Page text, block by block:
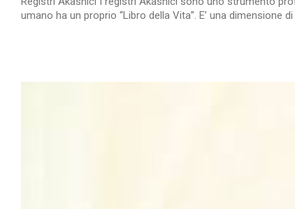
umano ha un proprio “Libro della Vita”. E’ una dimensione